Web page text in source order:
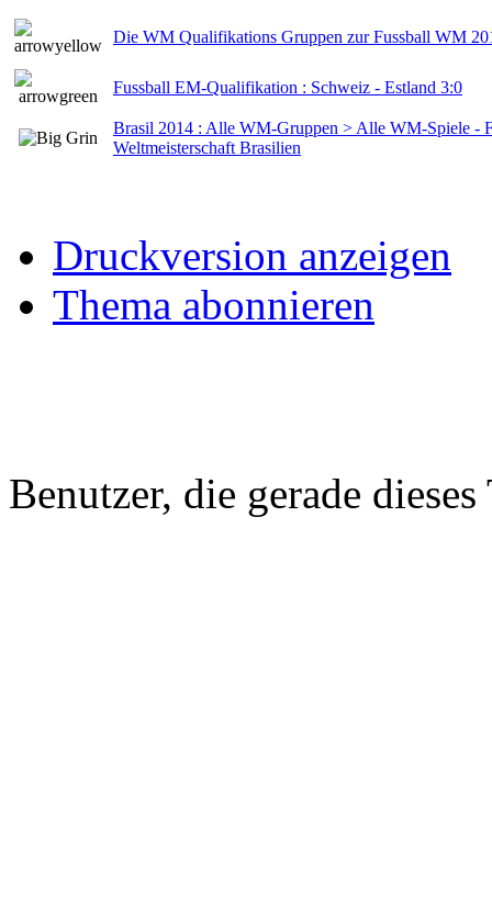
Die WM Qualifikations Gruppen zur Fussball WM
Fussball EM-Qualifikation : Schweiz - Estland 3:0
Brasil 2014 : Alle WM-Gruppen > Alle WM-Spiele -
Weltmeisterschaft Brasilien
Druckversion anzeigen
Thema abonnieren
Benutzer, die gerade